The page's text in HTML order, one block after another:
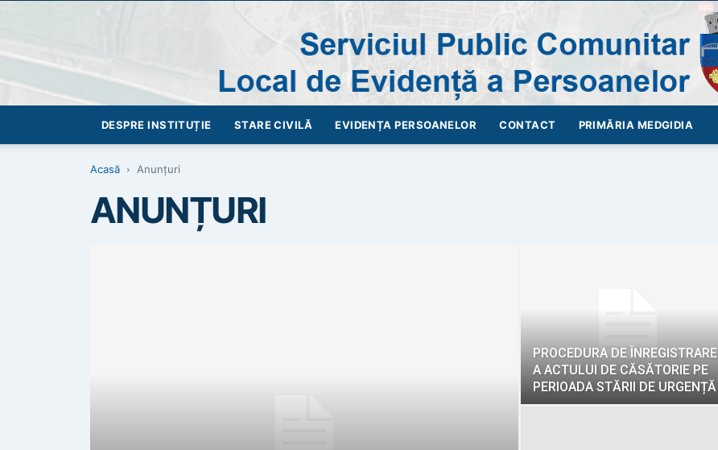
Serviciul
DESPRE INSTITUȚIE STARE CIVILĂ EVIDENȚA PERSOANELOR CONTACT PRIMĂRIA MEDGIDIA
Acasă Anunțuri
ANUNȚURI
PROCEDURA DE ÎNREGISTRARE
A ACTULUI DE CĂSĂTORIE PE
PERIOADA STĂRII DE URGENȚĂ